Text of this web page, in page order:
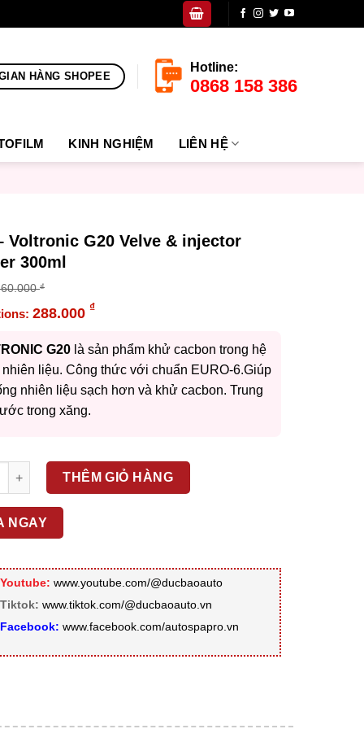
HÀNG SHOPEE
Hotline:
0868 158 386
KINH NGHIỆM LIÊN HỆ
Voltronic G20 Velve & injector
300ml
₫
₫.
288.000 ₫
₫.
G20là sản phẩm khử cacbon trong hệ
nhiên liệu. Công thức với chuẩn EURO-6.Giúp
nhiên liệu sạch hơn và khử cacbon. Trung
trong xăng.
G20 Velve & injector cleaner 300ml số lượng
THÊM GIỎ HÀNG
NGAY
Youtube: www.youtube.com/@ducbaoauto
Tiktok: www.tiktok.com/@ducbaoauto.vn
Facebook: www.facebook.com/autospapro.vn